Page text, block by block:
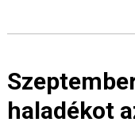
haladékot